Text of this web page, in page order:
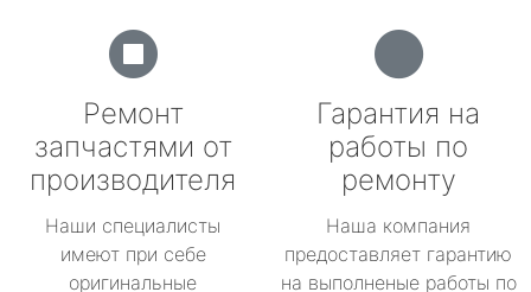
Ремонт
запчастями от
производителя
Наши специалисты
имеют при себе
оригинальные
Гарантия на
работы по
ремонту
Наша компания
предоставляет гарантию
на выполненые работы по